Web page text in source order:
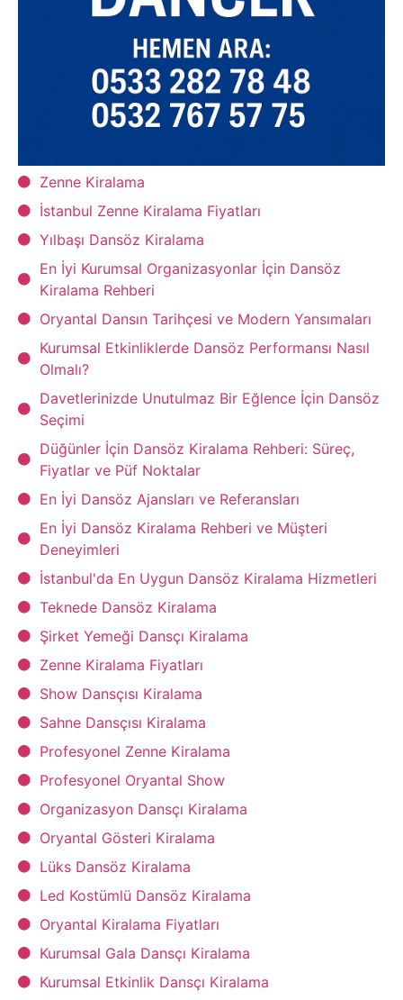
Zenne Kiralama
İstanbul Zenne Kiralama Fiyatları
Yılbaşı Dansöz Kiralama
En İyi Kurumsal Organizasyonlar İçin Dansöz
Kiralama Rehberi
Oryantal Dansın Tarihçesi ve Modern Yansımaları
Kurumsal Etkinliklerde Dansöz Performansı Nasıl
Olmalı?
Davetlerinizde Unutulmaz Bir Eğlence İçin Dansöz
Seçimi
Düğünler İçin Dansöz Kiralama Rehberi: Süreç,
Fiyatlar ve Püf Noktalar
En İyi Dansöz Ajansları ve Referansları
En İyi Dansöz Kiralama Rehberi ve Müşteri
Deneyimleri
İstanbul'da En Uygun Dansöz Kiralama Hizmetleri
Teknede Dansöz Kiralama
Şirket Yemeği Dansçı Kiralama
Zenne Kiralama Fiyatları
Show Dansçısı Kiralama
Sahne Dansçısı Kiralama
Profesyonel Zenne Kiralama
Profesyonel Oryantal Show
Organizasyon Dansçı Kiralama
Oryantal Gösteri Kiralama
Lüks Dansöz Kiralama
Led Kostümlü Dansöz Kiralama
Oryantal Kiralama Fiyatları
Kurumsal Gala Dansçı Kiralama
Kurumsal Etkinlik Dansçı Kiralama